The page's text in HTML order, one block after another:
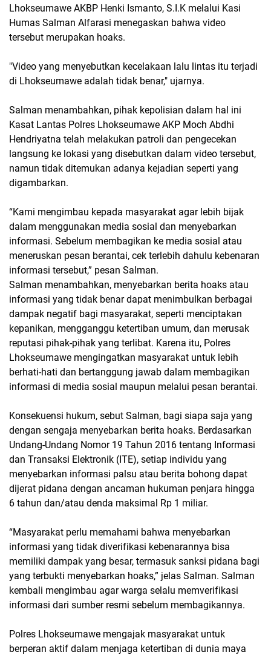
Lhokseumawe AKBP Henki Ismanto, S.I.K melalui Kasi
Humas Salman Alfarasi menegaskan bahwa video
tersebut merupakan hoaks.
"Video yang menyebutkan kecelakaan lalu lintas itu terjadi
di Lhokseumawe adalah tidak benar," ujarnya.
Salman menambahkan, pihak kepolisian dalam hal ini
Kasat Lantas Polres Lhokseumawe AKP Moch Abdhi
Hendriyatna telah melakukan patroli dan pengecekan
langsung ke lokasi yang disebutkan dalam video tersebut,
namun tidak ditemukan adanya kejadian seperti yang
digambarkan.
“Kami mengimbau kepada masyarakat agar lebih bijak
dalam menggunakan media sosial dan menyebarkan
informasi. Sebelum membagikan ke media sosial atau
meneruskan pesan berantai, cek terlebih dahulu kebenaran
informasi tersebut,” pesan Salman.
Salman menambahkan, menyebarkan berita hoaks atau
informasi yang tidak benar dapat menimbulkan berbagai
dampak negatif bagi masyarakat, seperti menciptakan
kepanikan, mengganggu ketertiban umum, dan merusak
reputasi pihak-pihak yang terlibat. Karena itu, Polres
Lhokseumawe mengingatkan masyarakat untuk lebih
berhati-hati dan bertanggung jawab dalam membagikan
informasi di media sosial maupun melalui pesan berantai.
Konsekuensi hukum, sebut Salman, bagi siapa saja yang
dengan sengaja menyebarkan berita hoaks. Berdasarkan
Undang-Undang Nomor 19 Tahun 2016 tentang Informasi
dan Transaksi Elektronik (ITE), setiap individu yang
menyebarkan informasi palsu atau berita bohong dapat
dijerat pidana dengan ancaman hukuman penjara hingga
6 tahun dan/atau denda maksimal Rp 1 miliar.
“Masyarakat perlu memahami bahwa menyebarkan
informasi yang tidak diverifikasi kebenarannya bisa
memiliki dampak yang besar, termasuk sanksi pidana bagi
yang terbukti menyebarkan hoaks,” jelas Salman. Salman
kembali mengimbau agar warga selalu memverifikasi
informasi dari sumber resmi sebelum membagikannya.
Polres Lhokseumawe mengajak masyarakat untuk
berperan aktif dalam menjaga ketertiban di dunia maya